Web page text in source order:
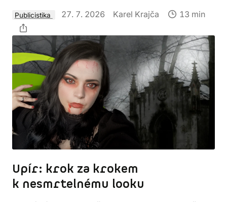
Publicistika 27. 7. 2026 Karel Krajča 13 min
Upír: krok za krokem
k nesmrtelnému looku